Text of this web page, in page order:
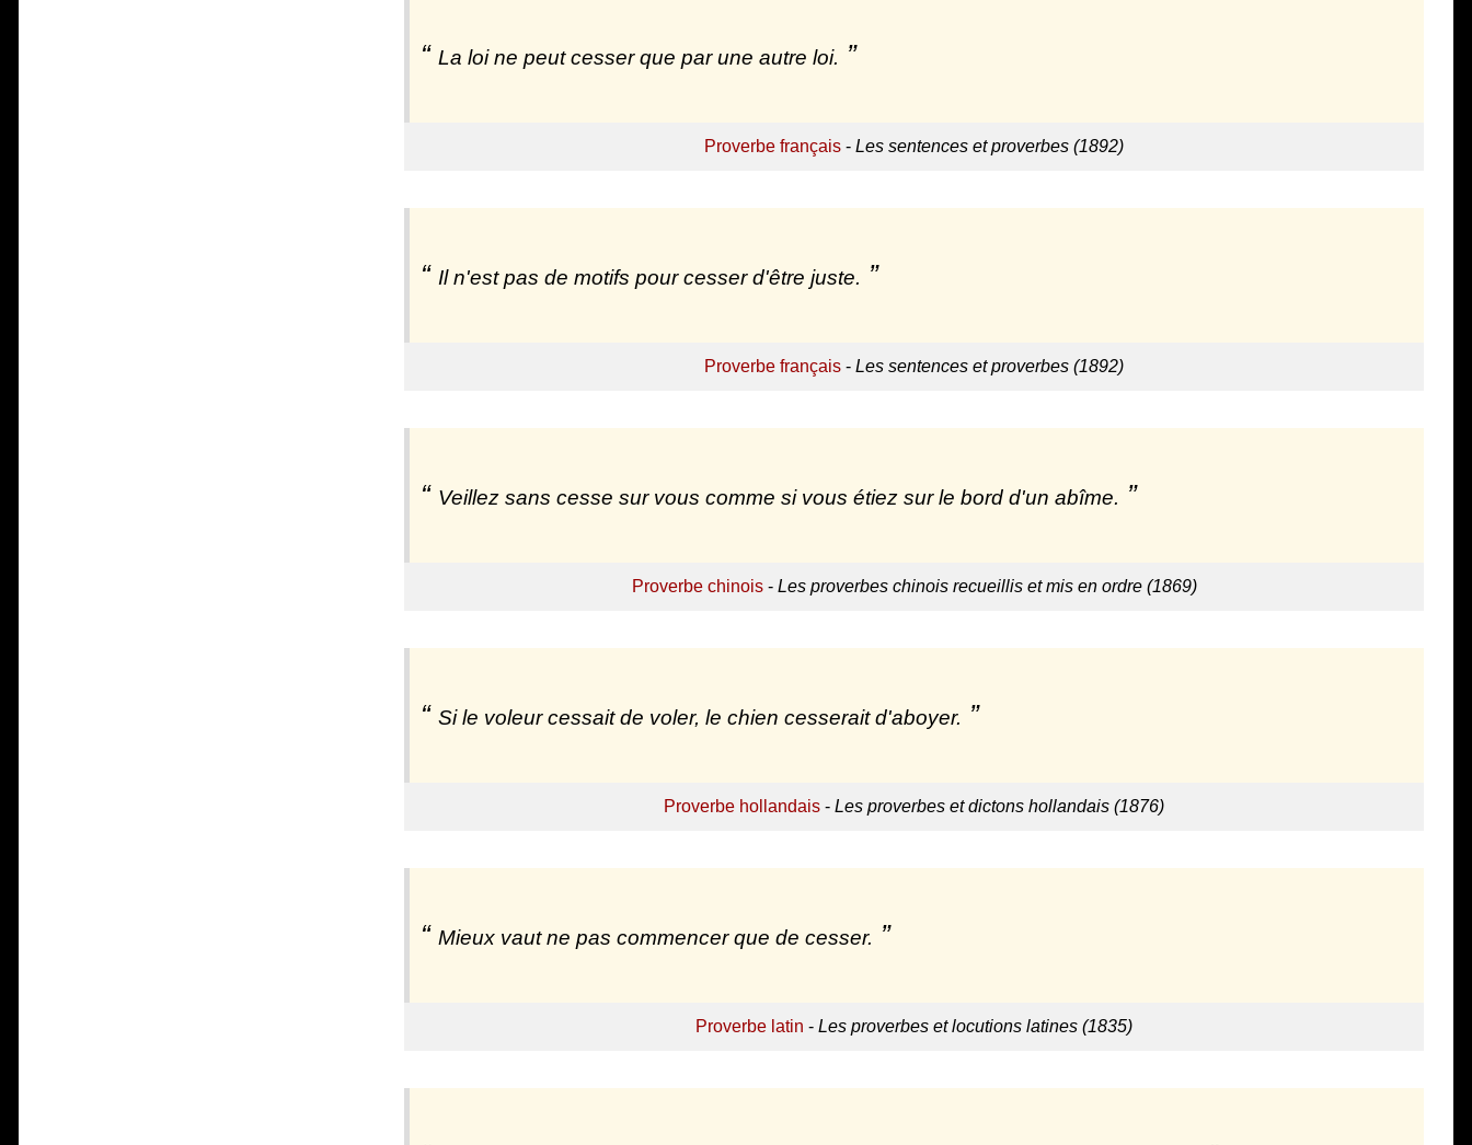
La loi ne peut cesser que par une autre loi.
Proverbe français - Les sentences et proverbes (1892)
Il n'est pas de motifs pour cesser d'être juste.
Proverbe français - Les sentences et proverbes (1892)
Veillez sans cesse sur vous comme si vous étiez sur le bord d'un abîme.
Proverbe chinois- Les proverbes chinois recueillis et mis en ordre (1869)
Si le voleur cessait de voler, le chien cesserait d'aboyer.
Proverbe hollandais - Les proverbes et dictons hollandais (1876)
Mieux vaut ne pas commencer que de cesser.
Proverbe latin - Les proverbes et locutions latines (1835)